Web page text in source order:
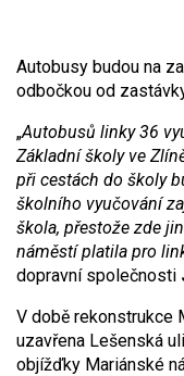
Autobusy budou na
odbočkou od
„Autobusů linky 36
Základní školy ve
při cestách do školy
školního vyučování
škola, přestože zde
náměstí platila pro
dopravní společnosti
V době rekonstrukce
uzavřena Lešenská
objížďky Mariánské